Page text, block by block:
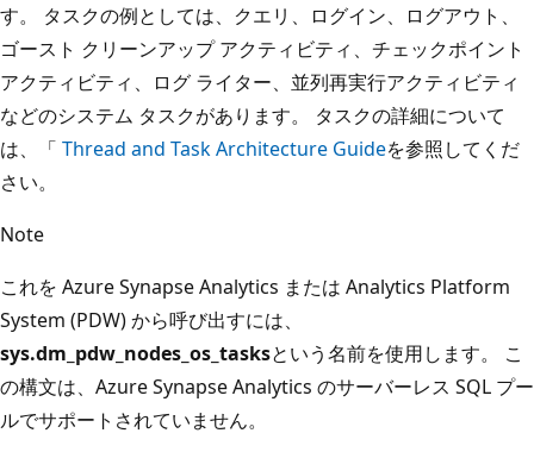
す。 タスクの例としては、クエリ、ログイン、ログアウト、
ゴースト クリーンアップ アクティビティ、チェックポイント
アクティビティ、ログ ライター、並列再実行アクティビティ
などのシステム タスクがあります。 タスクの詳細について
は、「 Thread and Task Architecture Guideを参照してくだ
さい。
Note
これを Azure Synapse Analytics または Analytics Platform
System (PDW) から呼び出すには、
sys.dm_pdw_nodes_os_tasksという名前を使用します。 こ
の構文は、Azure Synapse Analytics のサーバーレス SQL プー
ルでサポートされていません。